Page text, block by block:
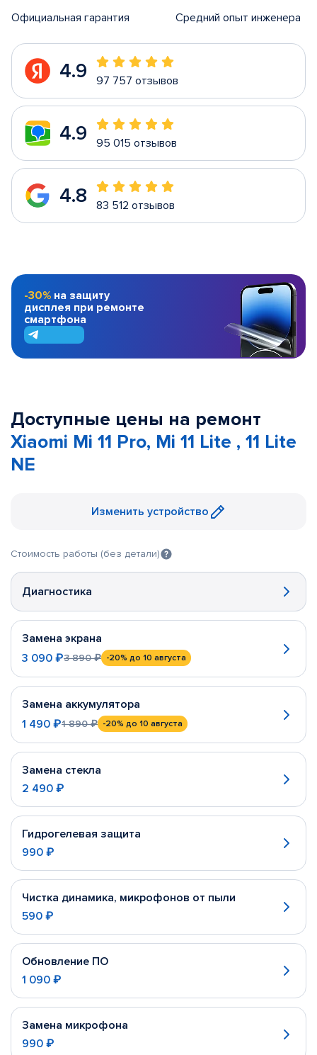
Официальная гарантия Средний опыт инженера
4.9 97 757 отзывов
4.9 95 015 отзывов
4.8 83 512 отзывов
-30% на защиту
дисплея при ремонте
смартфона
Доступные цены на ремонт
Xiaomi Mi 11 Pro, Mi 11 Lite , 11 Lite
NE
Изменить устройство
Стоимость работы (без детали)
Диагностика
Замена экрана
3 090 ₽3 890 ₽ -20% до 10 августа
Замена аккумулятора
1 490 ₽1 890 ₽ -20% до 10 августа
Замена стекла
2 490 ₽
Гидрогелевая защита
990 ₽
Чистка динамика, микрофонов от пыли
590 ₽
Обновление ПО
1 090 ₽
Замена микрофона
990 ₽